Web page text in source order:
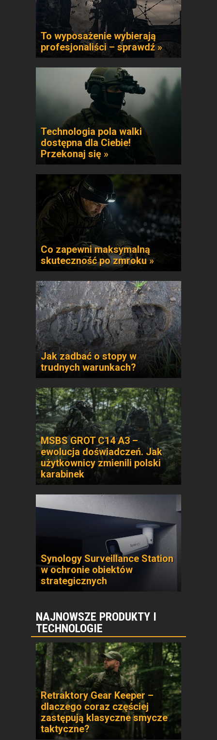
To wyposażenie wybierają
profesjonaliści – sprawdź »
Technologia pola walki
dostępna dla Ciebie!
Przekonaj się »
Co zapewni maksymalną
skuteczność po zmroku »
Jak zadbać o stopy w
trudnych warunkach?
MSBS GROT C14 A3 –
ewolucja doświadczeń. Jak
użytkownicy zmienili polski
karabinek
Synology Surveillance Station
w ochronie obiektów
strategicznych
NAJNOWSZE PRODUKTY I
TECHNOLOGIE
Retraktory Gear Keeper –
dlaczego coraz częściej
zastępują klasyczne smycze
taktyczne?